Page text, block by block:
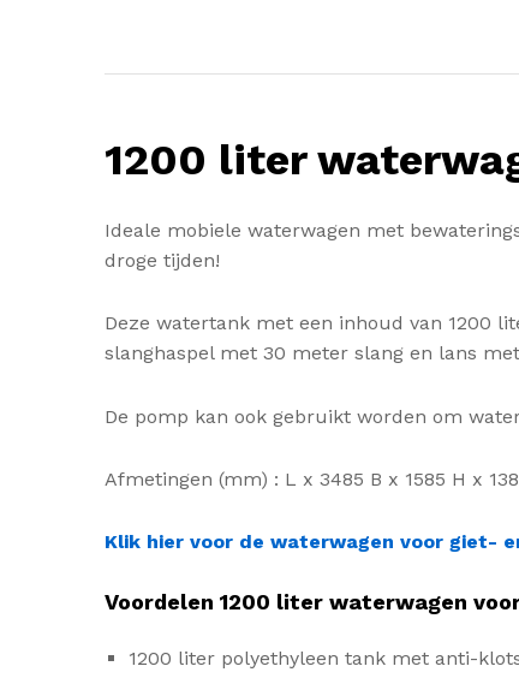
1200 liter
Ideale mobiele waterwagen met
droge tijden!
Deze watertank met een inhoud van 1200
slanghaspel met 30 meter slang en lans
De pomp kan ook gebruikt worden om
Afmetingen (mm) : L x 3485 B x 1585 H x
Klik hier voor de waterwagen voor giet-
Voordelen 1200 liter waterwagen
1200 liter polyethyleen tank met anti-